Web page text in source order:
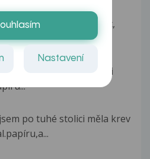
že po použití wc,
trapi ze po stolici se mi
po tuhé stolici měla krev
Nastavení